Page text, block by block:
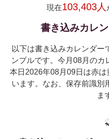
現在103,403人
書き込みカレ
以下は書き込みカレンダー
ンプルです。今月08月のカ
本日2026年08月09日は赤
います。なお、保存前識別
ま